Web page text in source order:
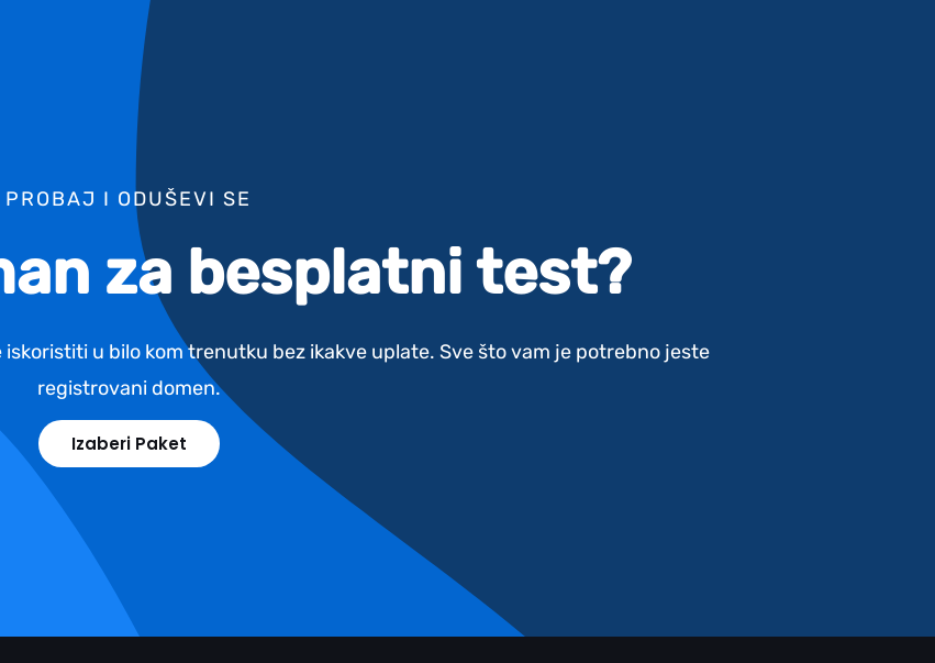
PROBAJ I ODUŠEVI SE
za besplatni test?
u bilo kom trenutku bez ikakve uplate. Sve što vam je potrebno jeste
registrovani domen.
Izaberi Paket